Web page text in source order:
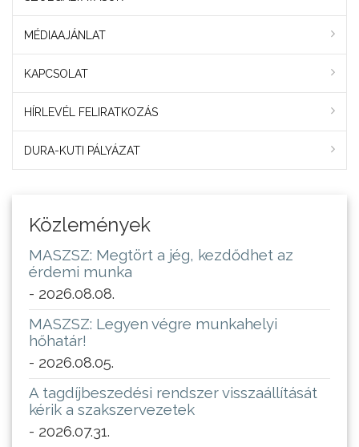
MÉDIAAJÁNLAT
KAPCSOLAT
HÍRLEVÉL FELIRATKOZÁS
DURA-KUTI PÁLYÁZAT
Közlemények
MASZSZ: Megtört a jég, kezdődhet az
érdemi munka
- 2026.08.08.
MASZSZ: Legyen végre munkahelyi
hőhatár!
- 2026.08.05.
A tagdíjbeszedési rendszer visszaállítását
kérik a szakszervezetek
- 2026.07.31.